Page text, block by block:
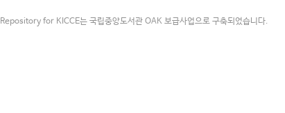
Repository for KICCE는 국립중앙도서관 OAK 보급사업으로 구축되었습니다.